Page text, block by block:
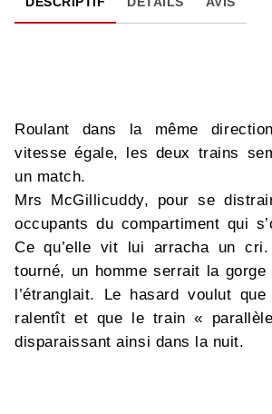
Roulant dans la même
vitesse égale, les deux trains
un match.
Mrs McGillicuddy, pour se
occupants du compartiment qui
Ce qu’elle vit lui arracha un
tourné, un homme serrait la gorge
l’étranglait. Le hasard voulut
ralentît et que le train «
disparaissant ainsi dans la nuit.